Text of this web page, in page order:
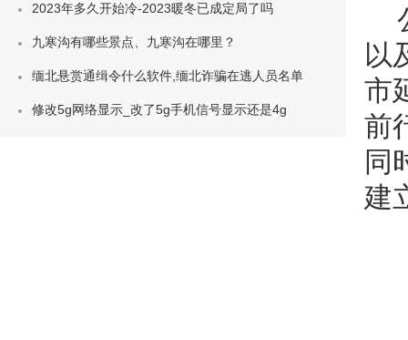
以
市
前
同
建
2023年多久开始冷-2023暖冬已成定局了吗
九寒沟有哪些景点、九寒沟在哪里？
缅北悬赏通缉令什么软件,缅北诈骗在逃人员名单
修改5g网络显示_改了5g手机信号显示还是4g